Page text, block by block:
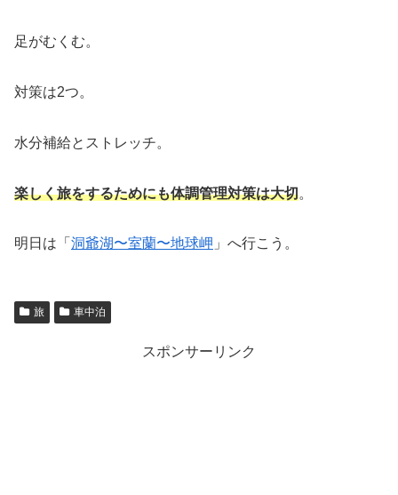
足がむくむ。
対策は2つ。
水分補給とストレッチ。
楽しく旅をするためにも体調管理対策は大切。
明日は「 洞爺湖〜室蘭〜地球岬 」へ行こう。
旅 車中泊
スポンサーリンク